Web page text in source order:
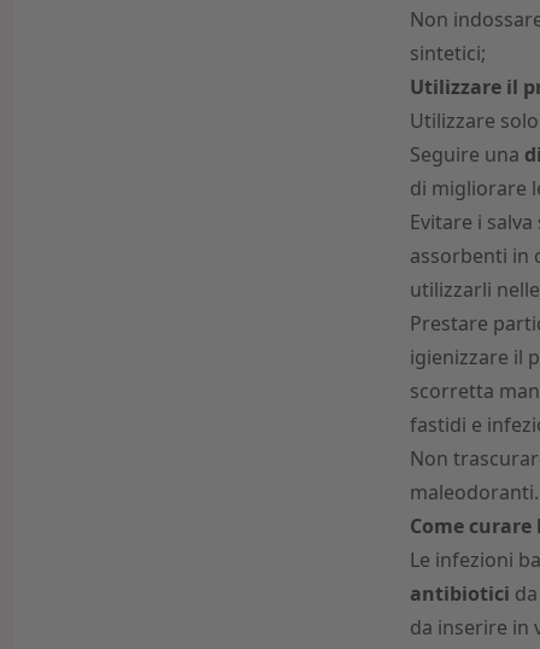
Non
sintetici;
Utilizzare il
Utilizzare
Seguire una
di migliorare
Evitare i
assorbenti in
utilizzarli
Prestare
igienizzare il
scorretta
fastidi e
Non
maleodoranti.
Come
Le infezioni
antibiotici
da inserire in